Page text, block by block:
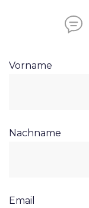
Vorname
Nachname
Email